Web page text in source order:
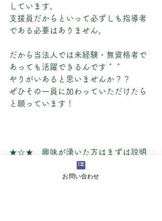
しています。
支援員だからといって必ずしも指導者
である必要はありません。
だから当法人では未経験・無資格者で
あっても活躍できるんです＾＾
やりがいあると思いませんか？？
ぜひその一員に加わっていただけたら
と願っています！
★☆★　興味が湧いた方はまずは説明
会にご参加ください！　★☆★
以下のいずれかの方法から詳細の確認
お問い合わせ